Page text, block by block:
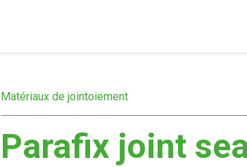
Matériaux de jointoiement
Parafix joint